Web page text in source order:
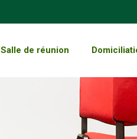
Salle de réunion